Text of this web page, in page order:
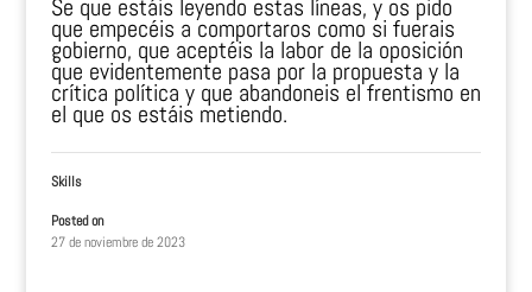
Se que estáis leyendo estas líneas, y os pido
que empecéis a comportaros como si fuerais
gobierno, que aceptéis la labor de la oposición
que evidentemente pasa por la propuesta y la
crítica política y que abandoneis el frentismo en
el que os estáis metiendo.
Skills
Posted on
27 de noviembre de 2023